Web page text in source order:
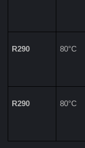
R290 80°C
R290 80°C